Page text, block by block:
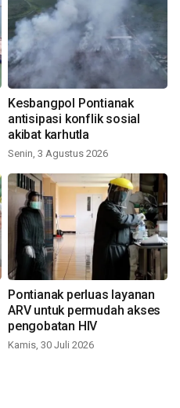
Kesbangpol Pontianak
antisipasi konflik sosial
akibat karhutla
Senin, 3 Agustus 2026
Pontianak perluas layanan
ARV untuk permudah akses
pengobatan HIV
Kamis, 30 Juli 2026